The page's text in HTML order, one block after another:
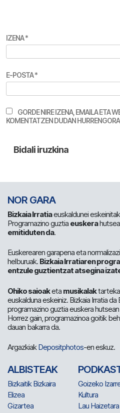
IZENA*
E-POSTA*
GORDE NIRE IZENA, EMAILA ETA
KOMENTATZEN DUDAN
NOR GARA
Bizkaia Irratiaeuskaldunei
Programazino guztia euskera
emitiduten da.
Euskerearen garapena eta
helburuak. Bizkaia Irratiaren
entzule guztientzat atsegina
Ohiko saioaketa musikalak
euskalduna eskeiniz. Bizkaia Irratia
programazino guztia euskera
Horrez gain, programazinoa goitik
dauan bakarra da.
ArgazkiakDepositphotos-en eskuz.
ALBISTEAK
Bizkaitik Bizkaira
Elizea
Gizartea
Goizeko
Kultura
Lau Haizetara